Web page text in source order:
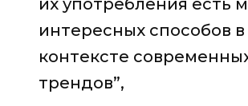
их употребления есть
интересных способов в
контексте
трендов”,